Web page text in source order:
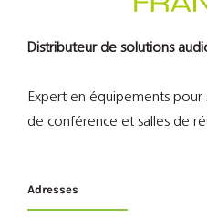
Distributeur de solutions
Expert en équipements pour
de conférence et salles de
Adresses